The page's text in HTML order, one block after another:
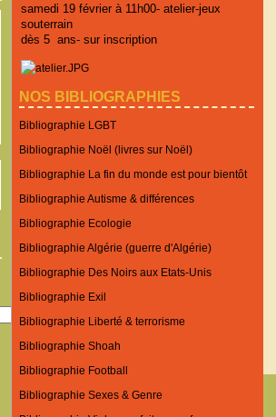
samedi 19 février à 11h00- atelier-jeux
souterrain
dès 5 ans- sur inscription
NOS BIBLIOGRAPHIES
Bibliographie LGBT
Bibliographie Noël (livres sur Noël)
Bibliographie La fin du monde est pour bientôt
Bibliographie Autisme & différences
Bibliographie Ecologie
Bibliographie Algérie (guerre d'Algérie)
Bibliographie Des Noirs aux Etats-Unis
Bibliographie Exil
Bibliographie Liberté & terrorisme
Bibliographie Shoah
Bibliographie Football
Bibliographie Sexes & Genre